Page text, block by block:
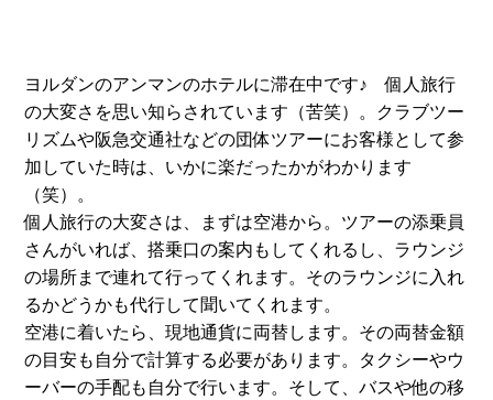
ヨルダンのアンマンのホテルに滞在中です♪ 個人旅行
の大変さを思い知らされています（苦笑）。クラブツー
リズムや阪急交通社などの団体ツアーにお客様として参
加していた時は、いかに楽だったかがわかります
（笑）。
個人旅行の大変さは、まずは空港から。ツアーの添乗員
さんがいれば、搭乗口の案内もしてくれるし、ラウンジ
の場所まで連れて行ってくれます。そのラウンジに入れ
るかどうかも代行して聞いてくれます。
空港に着いたら、現地通貨に両替します。その両替金額
の目安も自分で計算する必要があります。タクシーやウ
ーバーの手配も自分で行います。そして、バスや他の移